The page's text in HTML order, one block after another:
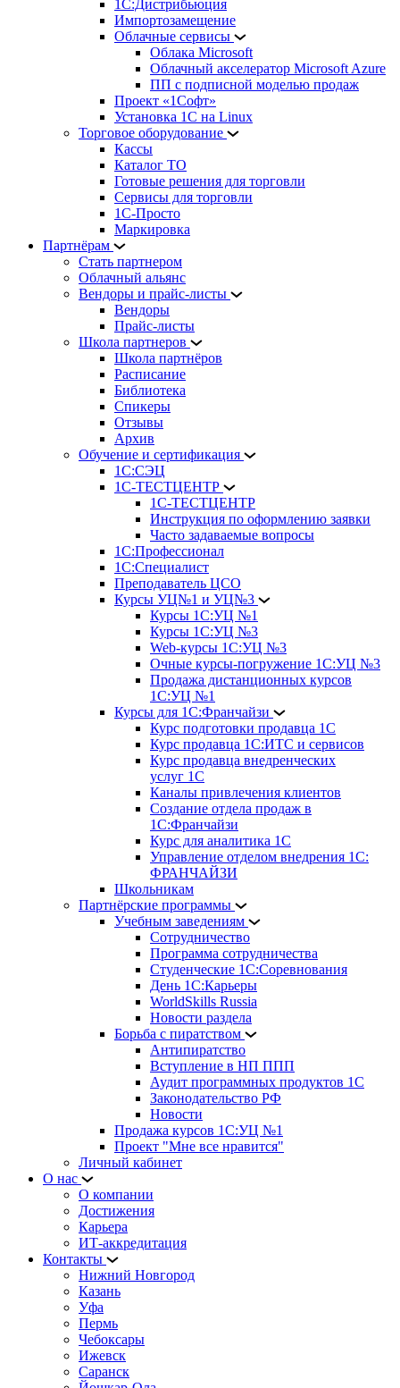
1С:Дистрибьюция
Импортозамещение
Облачные сервисы
Облака Microsoft
Облачный акселератор Microsoft Azure
ПП с подписной моделью продаж
Проект «1Софт»
Установка 1С на Linux
Торговое оборудование
Кассы
Каталог ТО
Готовые решения для торговли
Сервисы для торговли
1С-Просто
Маркировка
Партнёрам
Стать партнером
Облачный альянс
Вендоры и прайс-листы
Вендоры
Прайс-листы
Школа партнеров
Школа партнёров
Расписание
Библиотека
Спикеры
Отзывы
Архив
Обучение и сертификация
1С:СЭЦ
1С-ТЕСТЦЕНТР
1С-ТЕСТЦЕНТР
Инструкция по оформлению заявки
Часто задаваемые вопросы
1С:Профессионал
1С:Специалист
Преподаватель ЦСО
Курсы УЦ№1 и УЦ№3
Курсы 1С:УЦ №1
Курсы 1С:УЦ №3
Web-курсы 1С:УЦ №3
Очные курсы-погружение 1С:УЦ №3
Продажа дистанционных курсов
1С:УЦ №1
Курсы для 1С:Франчайзи
Курс подготовки продавца 1С
Курс продавца 1С:ИТС и сервисов
Курс продавца внедренческих
услуг 1С
Каналы привлечения клиентов
Создание отдела продаж в
1С:Франчайзи
Курс для аналитика 1С
Управление отделом внедрения 1С:
ФРАНЧАЙЗИ
Школьникам
Партнёрские программы
Учебным заведениям
Сотрудничество
Программа сотрудничества
Студенческие 1С:Соревнования
День 1С:Карьеры
WorldSkills Russia
Новости раздела
Борьба с пиратством
Антипиратство
Вступление в НП ППП
Аудит программных продуктов 1С
Законодательство РФ
Новости
Продажа курсов 1С:УЦ №1
Проект "Мне все нравится"
Личный кабинет
О нас
О компании
Достижения
Карьера
ИТ-аккредитация
Контакты
Нижний Новгород
Казань
Уфа
Пермь
Чебоксары
Ижевск
Саранск